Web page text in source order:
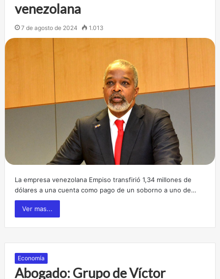
venezolana
7 de agosto de 2024 1.013
La empresa venezolana Empiso transfirió 1,34 millones de
dólares a una cuenta como pago de un soborno a uno de…
Ver mas...
Economía
Abogado: Grupo de Víctor